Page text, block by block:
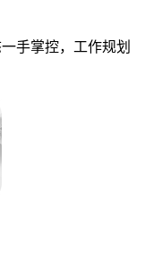
手掌控，工作规划